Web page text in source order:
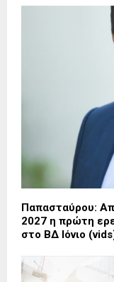
Παπασταύρου:
2027 η πρώτη
στο ΒΔ Ιόνιο